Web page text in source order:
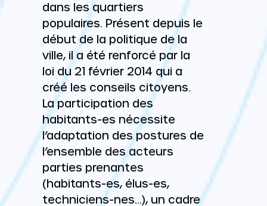
dans les quartiers
populaires. Présent depuis le
début de la politique de la
ville, il a été renforcé par la
loi du 21 février 2014 qui a
créé les conseils citoyens.
La participation des
habitants-es nécessite
l’adaptation des postures de
l’ensemble des acteurs
parties prenantes
(habitants-es, élus-es,
techniciens-nes…), un cadre